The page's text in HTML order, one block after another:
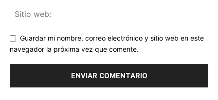
Guardar mi nombre, correo electrónico y sitio web en este
navegador la próxima vez que comente.